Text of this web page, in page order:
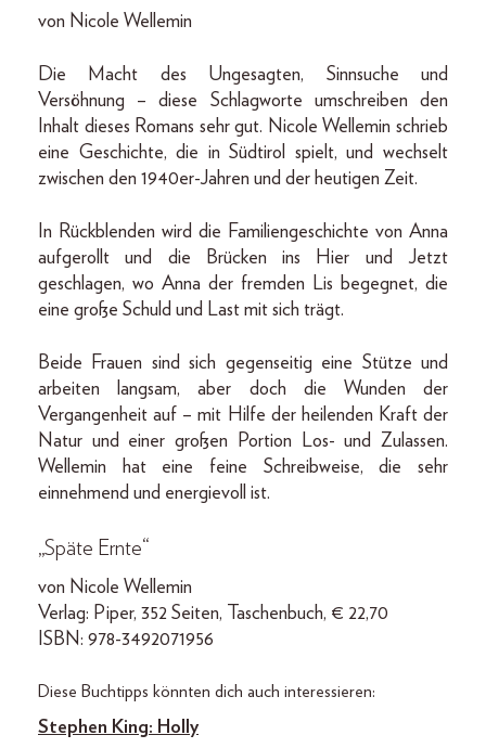
von Nicole Wellemin
Die Macht des Ungesagten, Sinnsuche und
Versöhnung – diese Schlagworte umschreiben den
Inhalt dieses Romans sehr gut. Nicole Wellemin schrieb
eine Geschichte, die in Südtirol spielt, und wechselt
zwischen den 1940er-Jahren und der heutigen Zeit.
In Rückblenden wird die Familiengeschichte von Anna
aufgerollt und die Brücken ins Hier und Jetzt
geschlagen, wo Anna der fremden Lis begegnet, die
eine große Schuld und Last mit sich trägt.
Beide Frauen sind sich gegenseitig eine Stütze und
arbeiten langsam, aber doch die Wunden der
Vergangenheit auf – mit Hilfe der heilenden Kraft der
Natur und einer großen Portion Los- und Zulassen.
Wellemin hat eine feine Schreibweise, die sehr
einnehmend und energievoll ist.
„Späte Ernte“
von Nicole Wellemin
Verlag: Piper, 352 Seiten, Taschenbuch, € 22,70
ISBN: 978-3492071956
Diese Buchtipps könnten dich auch interessieren:
Stephen King: Holly